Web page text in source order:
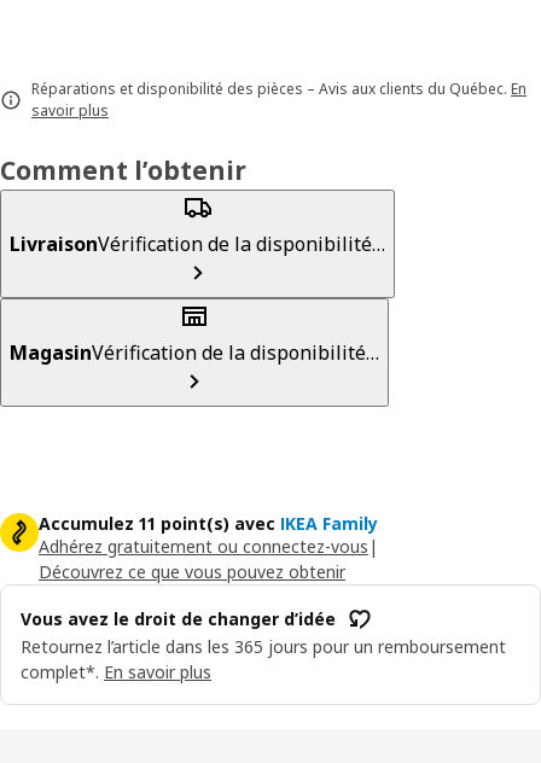
Réparations et disponibilité des pièces – Avis aux clients du Québec. En
savoir plus
Comment l’obtenir
LivraisonVérification de la disponibilité…
MagasinVérification de la disponibilité…
Accumulez 11 point(s) avec IKEA Family
Adhérez gratuitement ou connectez-vous |
Découvrez ce que vous pouvez obtenir
Vous avez le droit de changer d’idée
Retournez l’article dans les 365 jours pour un remboursement
complet*. En savoir plus